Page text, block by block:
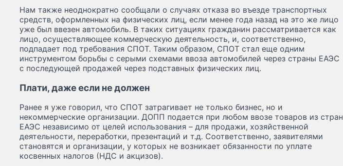
Нам также неоднократно сообщали о случаях отказа во въезде транспортных
средств, оформленных на физических лиц, если менее года назад на это же лицо
уже был ввезен автомобиль. В таких ситуациях гражданин рассматривается как
лицо, осуществляющее коммерческую деятельность, и, соответственно,
подпадает под требования СПОТ. Таким образом, СПОТ стал еще одним
инструментом борьбы с серыми схемами ввоза автомобилей через страны ЕАЭС
с последующей продажей через подставных физических лиц.
Плати, даже если не должен
Ранее я уже говорил, что СПОТ затрагивает не только бизнес, но и
некоммерческие организации. ДОПП подается при любом ввозе товаров из стран
ЕАЭС независимо от целей использования – для продажи, хозяйственной
деятельности, переработки, презентаций и т.д. Соответственно, заявителями
становятся и организации, у которых не возникает обязанности по уплате
косвенных налогов (НДС и акцизов).